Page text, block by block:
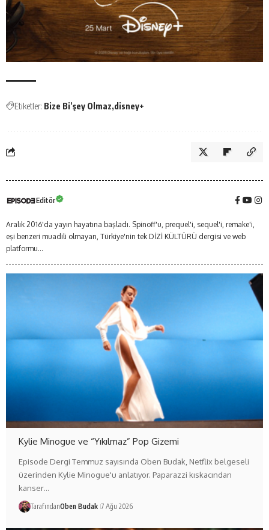
Etiketler: Bize Bi’şey Olmaz disney+
Editör
Aralık 2016'da yayın hayatına başladı. Spinoff'u, prequel'i, sequel'i, remake'i,
eşi benzeri muadili olmayan, Türkiye'nin tek DİZİ KÜLTÜRÜ dergisi ve web
platformu...
Kylie Minogue ve “Yıkılmaz” Pop Gizemi
Episode Dergi Temmuz sayısında Oben Budak, Netflix belgeseli
üzerinden Kylie Minogue'u anlatıyor. Paparazzi kıskacından
kanser…
TarafındanOben Budak 7 Ağu 2026